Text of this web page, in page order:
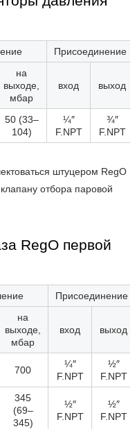
Присоединение
на
выходе,
мбар
вход выход
50 (33–
104)
¼″
F.NPT
¾″
F.NPT
штуцером RegO
отбора паровой
RegO первой
Присоединение
на
выходе,
мбар
вход выход
700
¼″
F.NPT
½″
F.NPT
345
(69–
345)
½″
F.NPT
½″
F.NPT